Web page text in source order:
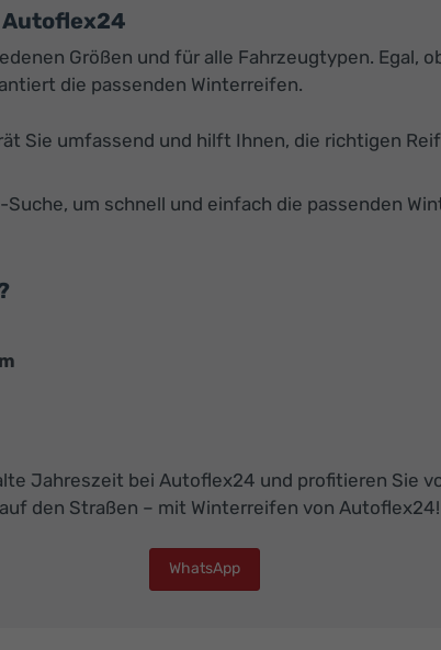
Größen und für alle Fahrzeugtypen. Egal,
die passenden Winterreifen.
Sie umfassend und hilft Ihnen, die richtigen
um schnell und einfach die passenden
Jahreszeit bei Autoflex24 und profitieren Sie
den Straßen – mit Winterreifen von Autoflex24!
WhatsApp